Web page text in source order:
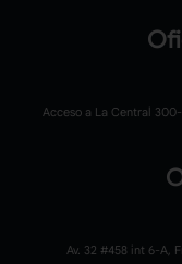
Acceso a La Central
Av. 32 #458 int 6-A,